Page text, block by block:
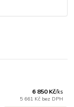
6 850 Kč/ks
5 661 Kč bez DPH